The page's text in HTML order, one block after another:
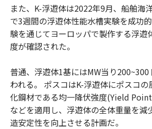
また、K-浮遊体は2022年9月、船舶海
で3週間の浮遊体性能水槽実験を成功
験を通じてヨーロッパで製作する浮遊
度が確認された。
普通、浮遊体1基にはMW当り
われる。 ポスコはK-浮遊体にポスコ
化鋼材である均一降伏強度(Yield
などを適用し、浮遊体の全体重量を減
造安定性を向上させる計画だ。